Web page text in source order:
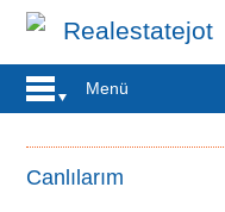
Realestatejot
Menü
Canlılarım